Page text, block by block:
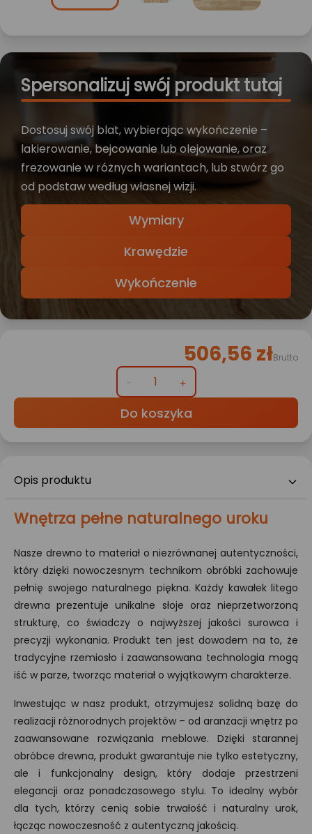
Spersonalizuj swój produkt tutaj
Dostosuj swój blat, wybierając wykończenie –
lakierowanie, bejcowanie lub olejowanie, oraz
frezowanie w różnych wariantach, lub stwórz go
od podstaw według własnej wizji.
Wymiary
Krawędzie
Wykończenie
506,56 złBrutto
Do koszyka
Opis produktu
Wnętrza pełne naturalnego uroku
Nasze drewno to materiał o niezrównanej autentyczności,
który dzięki nowoczesnym technikom obróbki zachowuje
pełnię swojego naturalnego piękna. Każdy kawałek litego
drewna prezentuje unikalne słoje oraz nieprzetworzoną
strukturę, co świadczy o najwyższej jakości surowca i
precyzji wykonania. Produkt ten jest dowodem na to, że
tradycyjne rzemiosło i zaawansowana technologia mogą
iść w parze, tworząc materiał o wyjątkowym charakterze.
Inwestując w nasz produkt, otrzymujesz solidną bazę do
realizacji różnorodnych projektów – od aranżacji wnętrz po
zaawansowane rozwiązania meblowe. Dzięki starannej
obróbce drewna, produkt gwarantuje nie tylko estetyczny,
ale i funkcjonalny design, który dodaje przestrzeni
elegancji oraz ponadczasowego stylu. To idealny wybór
dla tych, którzy cenią sobie trwałość i naturalny urok,
łącząc nowoczesność z autentyczną jakością.